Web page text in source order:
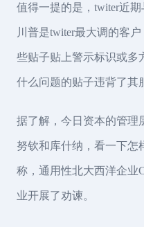
值得一提的是，twiter近
川普是twiter最大调的客
些贴子贴上警示标识或多
什么问题的贴子违背了其
据了解，今日资本的管理
努钦和库什纳，看一下怎
称，通用性北大西洋企业
业开展了劝谏。